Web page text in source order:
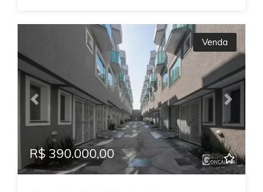
Previous Next
Venda
R$ 390.000,00